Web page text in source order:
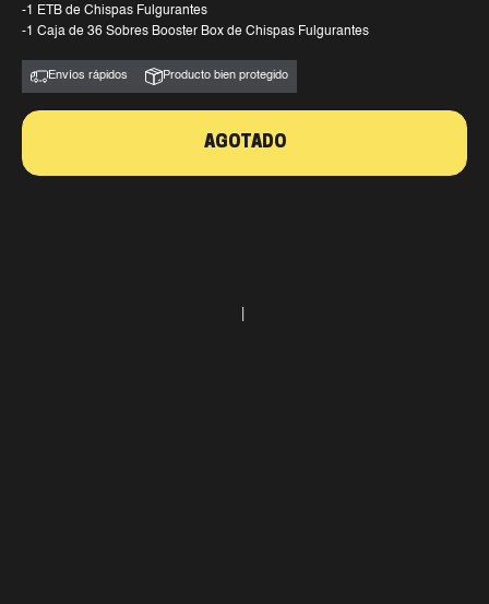
-1 ETB de Chispas Fulgurantes
-1 Caja de 36 Sobres Booster Box de Chispas Fulgurantes
Envíos rápidos Producto bien protegido
AGOTADO